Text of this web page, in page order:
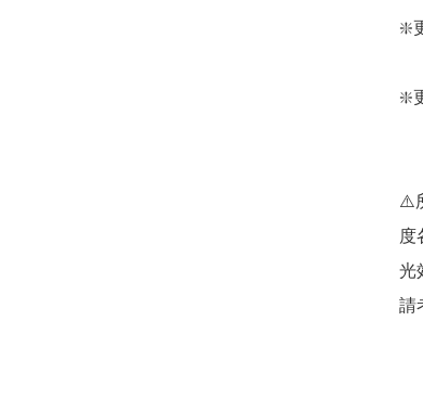
❇️
❇️
⚠️
度
光
請